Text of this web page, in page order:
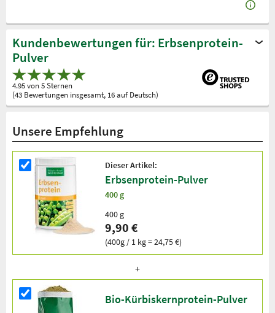
Kundenbewertungen für: Erbsenprotein-
Pulver
4.95 von 5 Sternen
(43 Bewertungen insgesamt, 16 auf Deutsch)
Unsere Empfehlung
Dieser Artikel:
Erbsenprotein-Pulver
400 g
400 g
9,90 €
(400g / 1 kg = 24,75 €)
Bio-Kürbiskernprotein-Pulver